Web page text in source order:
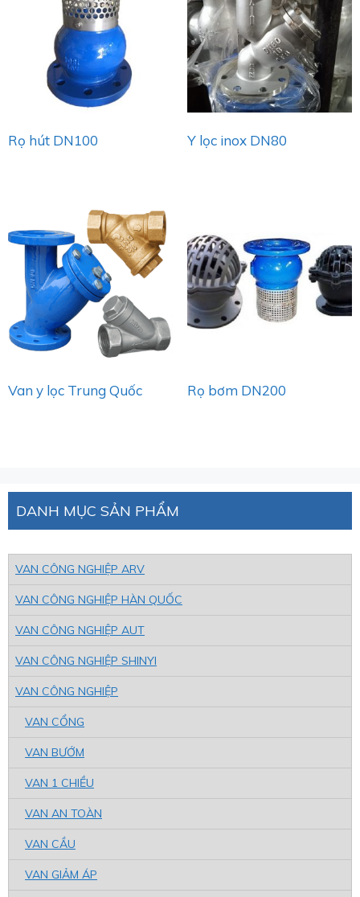
Rọ hút DN100 Y lọc inox DN80
Van y lọc Trung Quốc Rọ bơm DN200
DANH MỤC SẢN PHẨM
VAN CÔNG NGHIỆP ARV
VAN CÔNG NGHIỆP HÀN QUỐC
VAN CÔNG NGHIỆP AUT
VAN CÔNG NGHIỆP SHINYI
VAN CÔNG NGHIỆP
VAN CỔNG
VAN BƯỚM
VAN 1 CHIỀU
VAN AN TOÀN
VAN CẦU
VAN GIẢM ÁP